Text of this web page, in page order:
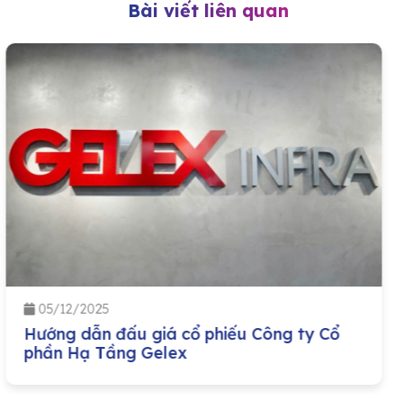
Bài viết liên quan
05/12/2025
Chào bán cạnh tranh cổ phần của Tập
đoàn Công nghiệp – Năng lượng Quốc gia